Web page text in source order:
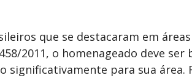
que se destacaram em
2011, o homenageado deve
para sua área.